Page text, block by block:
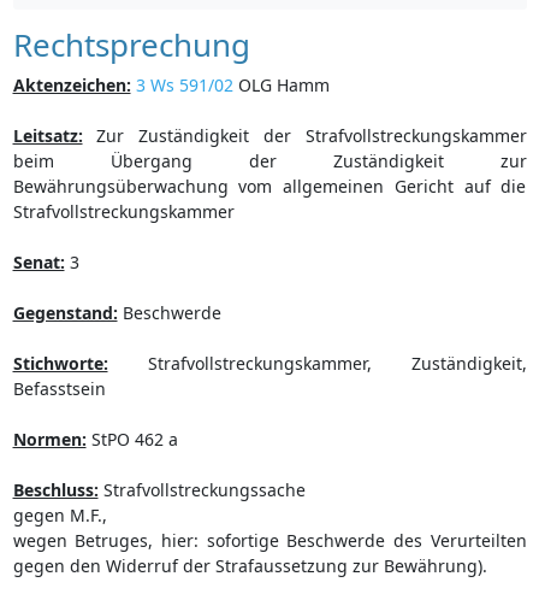
Rechtsprechung
Aktenzeichen: 3 Ws 591/02 OLG Hamm
Leitsatz: Zur Zuständigkeit der Strafvollstreckungskammer
beim Übergang der Zuständigkeit zur
Bewährungsüberwachung vom allgemeinen Gericht auf die
Strafvollstreckungskammer
Senat: 3
Gegenstand: Beschwerde
Stichworte: Strafvollstreckungskammer, Zuständigkeit,
Befasstsein
Normen: StPO 462 a
Beschluss: Strafvollstreckungssache
gegen M.F.,
wegen Betruges, hier: sofortige Beschwerde des Verurteilten
gegen den Widerruf der Strafaussetzung zur Bewährung).